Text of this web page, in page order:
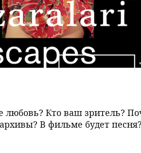
любовь? Кто ваш зритель?
В фильме будет